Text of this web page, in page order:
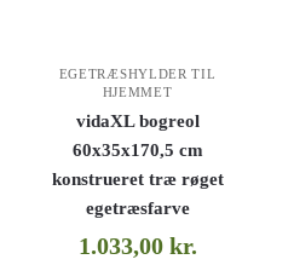
EGETRÆSHYLDER TIL
HJEMMET
vidaXL bogreol
60x35x170,5 cm
konstrueret træ røget
egetræsfarve
1.033,00 kr.